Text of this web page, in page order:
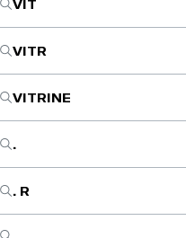
VIT
VITR
VITRINE
.
. R